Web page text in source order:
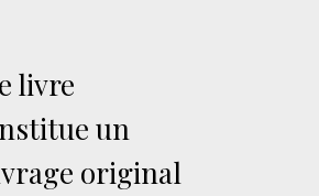
livre
un
original